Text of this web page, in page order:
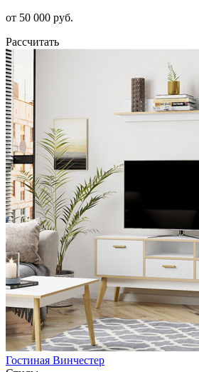
от 50 000 руб.
Рассчитать
Гостиная Винчестер